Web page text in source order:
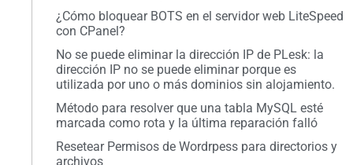
¿Cómo bloquear BOTS en el servidor web LiteSpeed
con CPanel?
No se puede eliminar la dirección IP de PLesk: la
dirección IP no se puede eliminar porque es
utilizada por uno o más dominios sin alojamiento.
Método para resolver que una tabla MySQL esté
marcada como rota y la última reparación falló
Resetear Permisos de Wordrpess para directorios y
archivos